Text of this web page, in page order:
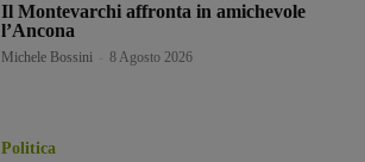
Il Montevarchi affronta in amichevole
l’Ancona
Michele Bossini 8 Agosto 2026
Politica